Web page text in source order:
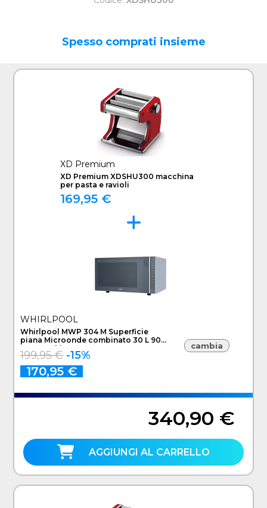
Spesso comprati insieme
XD Premium
XD Premium XDSHU300 macchina
per pasta e ravioli
169,95 €
WHIRLPOOL
Whirlpool MWP 304 M Superficie
piana Microonde combinato 30 L 900
W Specchio
199,95 € -15%
170,95 €
cambia
340,90 €
AGGIUNGI AL CARRELLO